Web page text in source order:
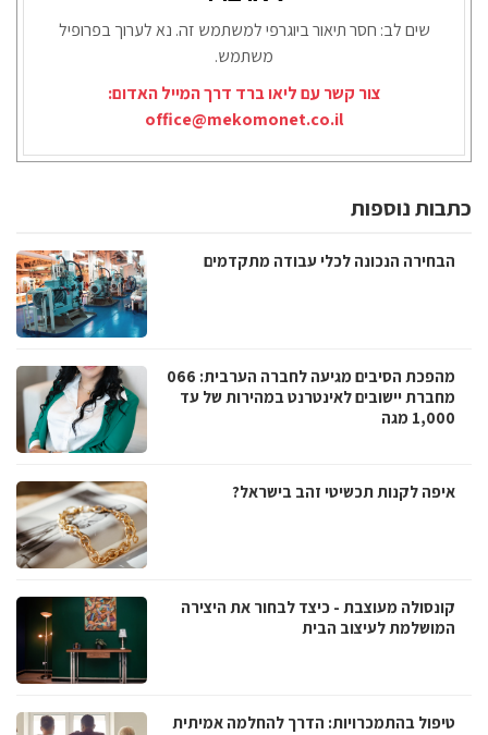
שים לב: חסר תיאור ביוגרפי למשתמש זה. נא לערוך בפרופיל
משתמש.
צור קשר עם ליאו ברד דרך המייל האדום:
office@mekomonet.co.il
כתבות נוספות
הבחירה הנכונה לכלי עבודה מתקדמים
מהפכת הסיבים מגיעה לחברה הערבית: 066
מחברת יישובים לאינטרנט במהירות של עד
1,000 מגה
איפה לקנות תכשיטי זהב בישראל?
קונסולה מעוצבת - כיצד לבחור את היצירה
המושלמת לעיצוב הבית
טיפול בהתמכרויות: הדרך להחלמה אמיתית